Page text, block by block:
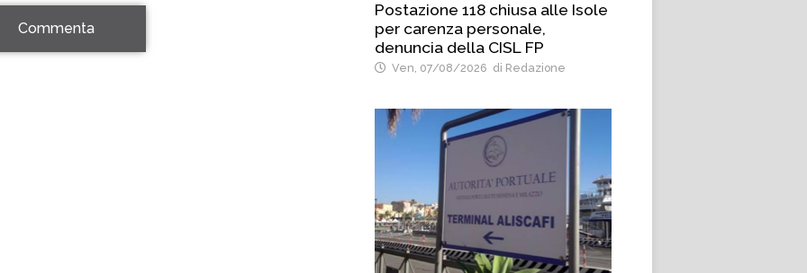
Commenta
Postazione 118 chiusa alle Isole
per carenza personale,
denuncia della CISL FP
Ven, 07/08/2026 di Redazione